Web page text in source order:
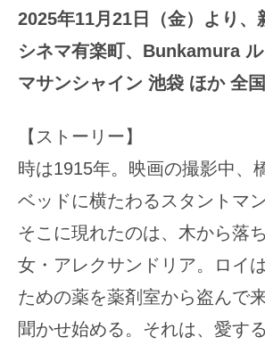
2025年11月21日（金）より、
シネマ有楽町、 Bunkamura
マサンシャイン 池袋 ほか 全
【ストーリー】
時は1915年。映画の撮影中、
ベッドに横たわるスタントマ
そこに現れたのは、木から落
女・アレクサンドリア。ロイ
ための薬を薬剤室から盗んで
聞かせ始める。それは、愛す